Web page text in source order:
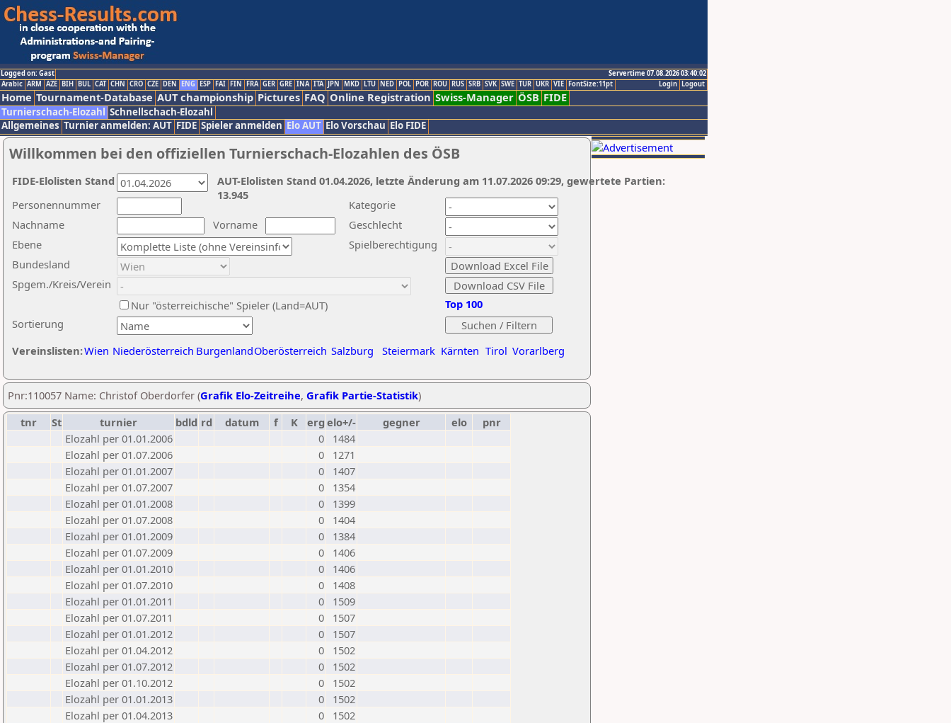
Logged on: Gast
Servertime 07.08.2026 03:40:02
Logout
Login
Arabic ARM AZE BIH BUL CAT CHN CRO CZE DEN ENG ESP FAI FIN FRA GER GRE INA ITA JPN MKD LTU NED POL POR ROU RUS SRB SVK SWE TUR UKR VIE FontSize:11pt
Home Tournament-Database AUT championship Pictures FAQ Online Registration Swiss-Manager ÖSB FIDE
Turnierschach-Elozahl Schnellschach-Elozahl
Allgemeines Turnier anmelden: AUT FIDE Spieler anmelden Elo AUT Elo Vorschau Elo FIDE
Willkommen bei den offiziellen Turnierschach-Elozahlen des ÖSB
Nachname
Vorname
Ebene
Kategorie
Sortierung
Personennummer
Bundesland
Spgem./Kreis/Verein
Geschlecht
Nur "österreichische" Spieler (Land=AUT)
Spielberechtigung
Vereinslisten:Wien Niederösterreich BurgenlandOberösterreich Salzburg Steiermark Kärnten Tirol Vorarlberg
Top 100
AUT-Elolisten Stand 01.04.2026, letzte Änderung am 11.07.2026 09:29, gewertete Partien:
13.945
FIDE-Elolisten Stand
Pnr:110057 Name: Christof Oberdorfer (Grafik Elo-Zeitreihe, Grafik Partie-Statistik)
tnr
St turnier bdld rd datum f K erg elo+/- gegner elo
pnr
Elozahl per 01.01.2006
0
1484
Elozahl per 01.07.2006
0
1271
Elozahl per 01.01.2007
0
1407
Elozahl per 01.07.2007
0
1354
Elozahl per 01.01.2008
0
1399
Elozahl per 01.07.2008
0
1404
Elozahl per 01.01.2009
0
1384
Elozahl per 01.07.2009
0
1406
Elozahl per 01.01.2010
0
1406
Elozahl per 01.07.2010
0
1408
Elozahl per 01.01.2011
0
1509
Elozahl per 01.07.2011
0
1507
Elozahl per 01.01.2012
0
1507
Elozahl per 01.04.2012
0
1502
Elozahl per 01.07.2012
0
1502
Elozahl per 01.10.2012
0
1502
Elozahl per 01.01.2013
0
1502
Elozahl per 01.04.2013
0
1502